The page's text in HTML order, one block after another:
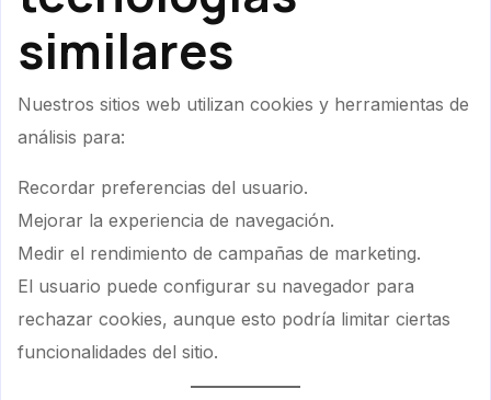
similares
Nuestros sitios web utilizan cookies y herramientas de
análisis para:
Recordar preferencias del usuario.
Mejorar la experiencia de navegación.
Medir el rendimiento de campañas de marketing.
El usuario puede configurar su navegador para
rechazar cookies, aunque esto podría limitar ciertas
funcionalidades del sitio.